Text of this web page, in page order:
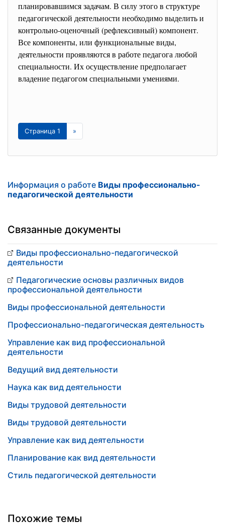
планировавшимся задачам. В силу этого в структуре
педагогической деятельности необходимо выделить и
контрольно-оценочный (рефлексивный) компонент.
Все компоненты, или функциональные виды,
деятельности проявляются в работе педагога любой
специальности. Их осуществление предполагает
владение педагогом специальными умениями.
Страница 1 »
Информация о работе Виды профессионально-
педагогической деятельности
Связанные документы
Виды профессионально-педагогической
деятельности
Педагогические основы различных видов
профессиональной деятельности
Виды профессиональной деятельности
Профессионально-педагогическая деятельность
Управление как вид профессиональной
деятельности
Ведущий вид деятельности
Наука как вид деятельности
Виды трудовой деятельности
Виды трудовой деятельности
Управление как вид деятельности
Планирование как вид деятельности
Стиль педагогической деятельности
Похожие темы